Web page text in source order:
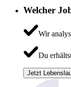
Welcher
Wir
Du
Jetzt